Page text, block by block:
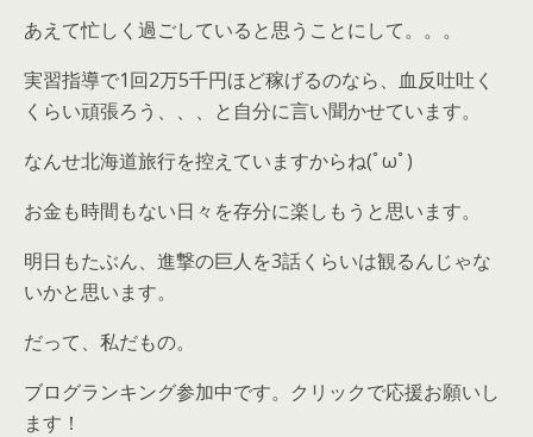
あえて忙しく過ごしていると思うことにして。。。
実習指導で1回2万5千円ほど稼げるのなら、血反吐吐く
くらい頑張ろう、、、と自分に言い聞かせています。
なんせ北海道旅行を控えていますからね(ﾟωﾟ)
お金も時間もない日々を存分に楽しもうと思います。
明日もたぶん、進撃の巨人を3話くらいは観るんじゃな
いかと思います。
だって、私だもの。
ブログランキング参加中です。クリックで応援お願いし
ます！